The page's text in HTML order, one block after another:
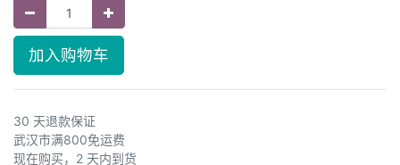
加入购物车
30 天退款保证
武汉市满800免运费
现在购买，2 天内到货